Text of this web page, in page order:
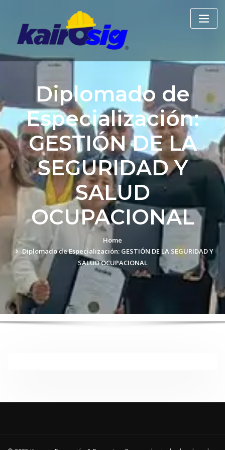
content
Diplomado de
Especialización:
GESTIÓN DE LA
SEGURIDAD Y
SALUD
OCUPACIONAL
Home
Diplomado de Especialización: GESTIÓN DE LA SEGURIDAD Y
SALUD OCUPACIONAL